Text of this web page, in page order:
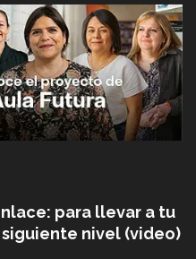
para llevar a tu
nivel (video)